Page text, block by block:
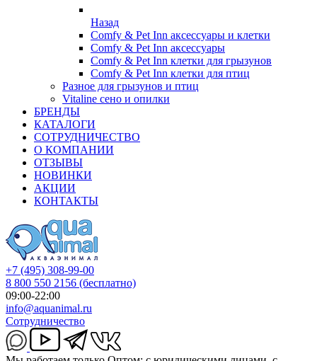
Назад
Comfy & Pet Inn аксессуары и клетки
Comfy & Pet Inn аксессуары
Comfy & Pet Inn клетки для грызунов
Comfy & Pet Inn клетки для птиц
Разное для грызунов и птиц
Vitaline сено и опилки
БРЕНДЫ
КАТАЛОГИ
СОТРУДНИЧЕСТВО
О КОМПАНИИ
ОТЗЫВЫ
НОВИНКИ
АКЦИИ
КОНТАКТЫ
+7 (495) 308-99-00
8 800 550 2156 (бесплатно)
09:00-22:00
info@aquanimal.ru
Сотрудничество